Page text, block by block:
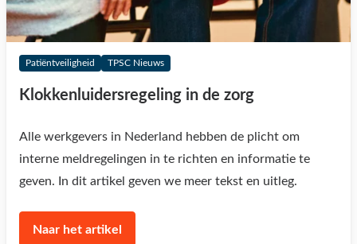
Patiëntveiligheid TPSC Nieuws
Klokkenluidersregeling in de zorg
Alle werkgevers in Nederland hebben de plicht om
interne meldregelingen in te richten en informatie te
geven. In dit artikel geven we meer tekst en uitleg.
Naar het artikel